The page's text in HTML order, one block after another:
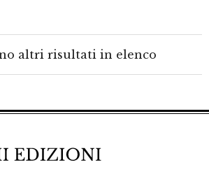
altri risultati in elenco